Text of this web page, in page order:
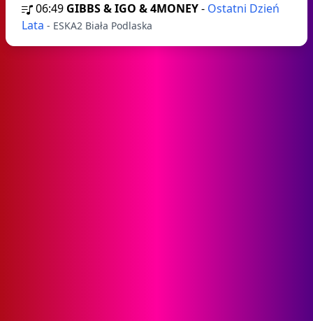
06:49 GIBBS & IGO & 4MONEY- Ostatni Dzień
Lata - ESKA2 Biała Podlaska